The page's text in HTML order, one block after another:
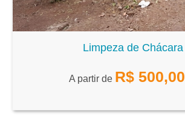
Limpeza de Chácara
A partir de R$ 500,00